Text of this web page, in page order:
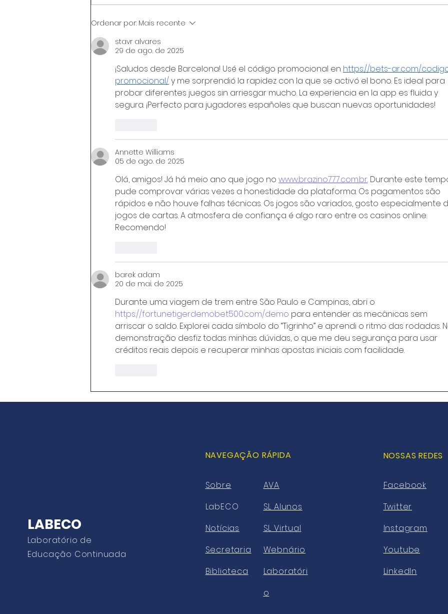
Baker Hughes firma acordo
de US$ 9 bilhões com a
Modec
Ordenar por: Mais recente
stavr alvares
29 de ago. de 2025
¡Saludos desde Barcelona! Usé el código promocional en https://bets-ar.com/
promocional/ y me sorprendió la rapidez con la que se activó el bono. Es ideal para
probar diferentes juegos sin arriesgar mucho. La experiencia en la app es fluida y
segura. ¡Perfecto para jugadores españoles que buscan nuevas oportunidades!
Annette Williams
05 de ago. de 2025
Olá, amigos! Já há meio ano que jogo no www.brazino777.com.br. Durante este
pude comprovar várias vezes a honestidade da plataforma. Os pagamentos são
rápidos e não houve falhas técnicas. Os jogos são variados, gosto especialmente
jogos de cartas. A atmosfera de confiança é algo raro entre os casinos online.
Recomendo!
barek adam
20 de mai. de 2025
Durante uma viagem de trem entre São Paulo e Campinas, abri o
https://fortunetigerdemobet500.com/demo para entender as mecânicas sem
arriscar o saldo. Explorei cada símbolo do “Tigrinho” e aprendi o ritmo das rodadas.
demonstração desfiz todas minhas dúvidas, o que me deu segurança para usar
créditos reais depois e recuperar minhas apostas iniciais com facilidade.
LABECO
Laboratório de
Educação Continuada
NAVEGAÇÃO RÁPIDA
Sobre
LabECO
Notícias
Secretaria
Biblioteca
AVA
SL Alunos
SL Virtual
Webnário
Laboratóri
o
NOSSAS REDES
Facebook
Twitter
Instagram
Youtube
LinkedIn